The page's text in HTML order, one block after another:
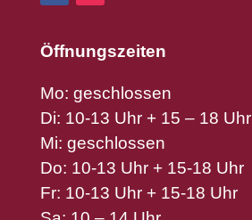
Öffnungszeiten
Mo: geschlossen
Di: 10-13 Uhr + 15 – 18 Uhr
Mi: geschlossen
Do: 10-13 Uhr + 15-18 Uhr
Fr: 10-13 Uhr + 15-18 Uhr